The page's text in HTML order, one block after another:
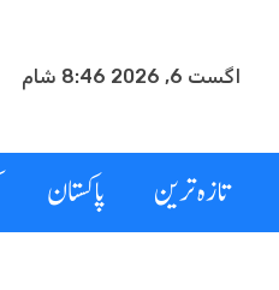
اگست 6, 2026 8:46 شام
تازہ ترین پاکستان